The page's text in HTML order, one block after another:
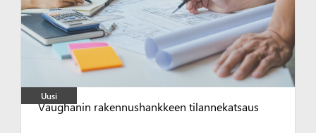
Uusi
Vaughanin rakennushankkeen tilannekatsaus